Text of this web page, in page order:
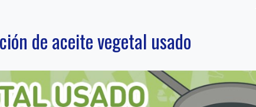
de aceite vegetal usado